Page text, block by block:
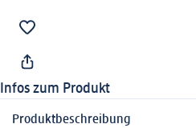
Infos zum Produkt
Produktbeschreibung